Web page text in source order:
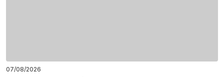
07/08/2026